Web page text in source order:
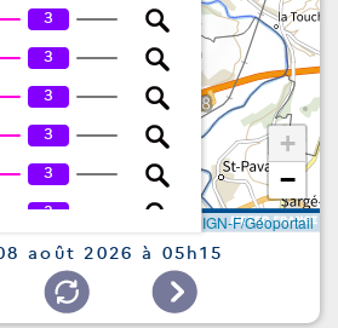
3
3
3
3
3
3
3
1
+
−
IGN-F/Géoportail
août 2026 à 05h15